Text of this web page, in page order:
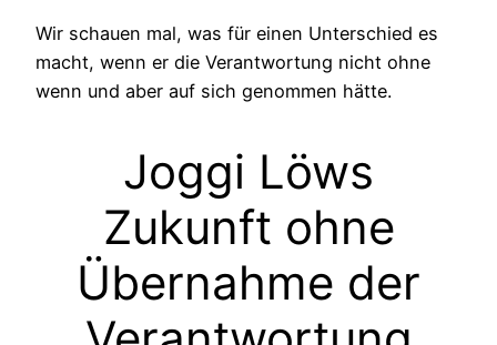
Wir schauen mal, was für einen Unterschied es
macht, wenn er die Verantwortung nicht ohne
wenn und aber auf sich genommen hätte.
Joggi Löws
Zukunft ohne
Übernahme der